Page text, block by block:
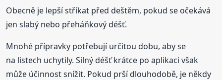
Obecně je lepší stříkat před deštěm, pokud se očekává
jen slabý nebo přeháňkový déšť.
Mnohé přípravky potřebují určitou dobu, aby se
na listech uchytily. Silný déšť krátce po aplikaci však
může účinnost snížit. Pokud prší dlouhodobě, je někdy